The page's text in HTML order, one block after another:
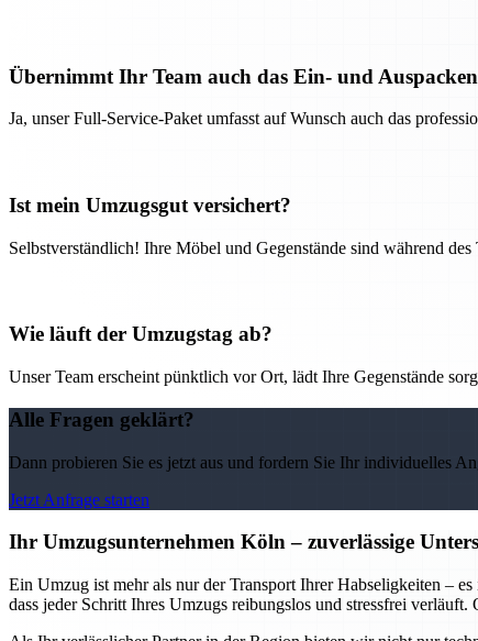
Übernimmt Ihr Team auch das Ein- und
Ja, unser Full-Service-Paket umfasst auf Wunsch auch das
Ist mein Umzugsgut versichert?
Selbstverständlich! Ihre Möbel und Gegenstände sind während des
Wie läuft der Umzugstag ab?
Unser Team erscheint pünktlich vor Ort, lädt Ihre Gegenstände
Alle Fragen geklärt?
Dann probieren Sie es jetzt aus und fordern Sie Ihr individuelles
Jetzt Anfrage starten
Ihr Umzugsunternehmen Köln – zuverlässige
Ein Umzug ist mehr als nur der Transport Ihrer Habseligkeiten –
dass jeder Schritt Ihres Umzugs reibungslos und stressfrei